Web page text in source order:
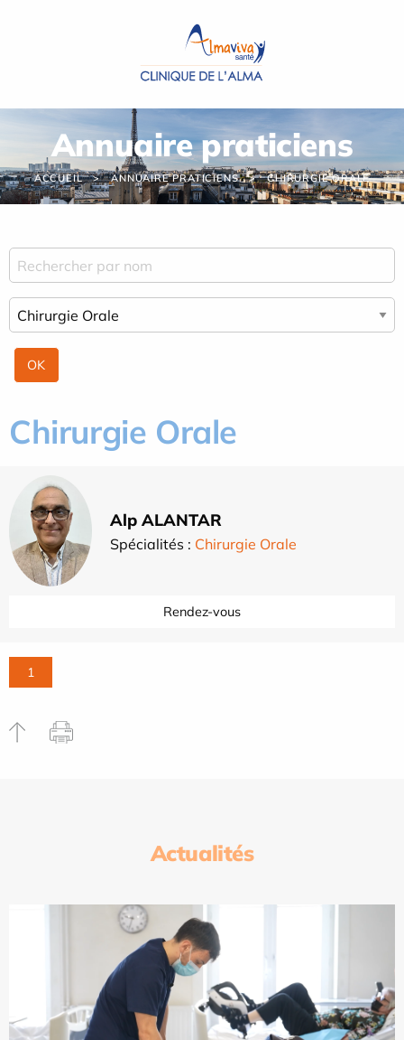
Annuaire praticiens
ACCUEIL ANNUAIRE PRATICIENS CHIRURGIE ORALE
Chirurgie Orale
Alp ALANTAR
Spécialités : Chirurgie Orale
Rendez-vous
1
Actualités